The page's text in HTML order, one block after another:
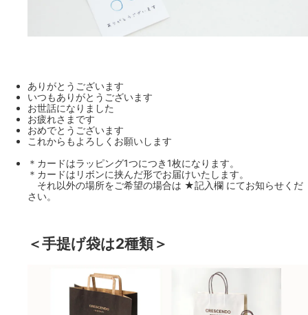
ありがとうございます
いつもありがとうございます
お世話になりました
お疲れさまです
おめでとうございます
これからもよろしくお願いします
＊カードはラッピング1つにつき1枚になります。
＊カードはリボンに挟んだ形でお届けいたします。
それ以外の場所をご希望の場合は ★記入欄 にてお知らせくだ
さい。
＜手提げ袋は2種類＞